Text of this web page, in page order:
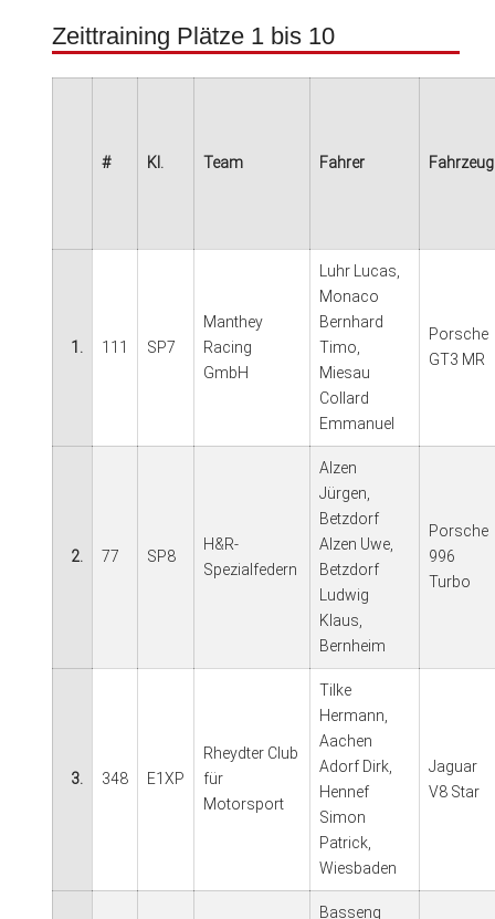
Zeittraining Plätze 1 bis 10
# Kl. Team Fahrer Fahrzeug
1. 111 SP7
Manthey
Racing
GmbH
Luhr Lucas,
Monaco
Bernhard
Timo,
Miesau
Collard
Emmanuel
Porsche
GT3 MR
2. 77 SP8
H&R-
Spezialfedern
Alzen
Jürgen,
Betzdorf
Alzen Uwe,
Betzdorf
Ludwig
Klaus,
Bernheim
Porsche
996
Turbo
3. 348 E1XP
Rheydter Club
für
Motorsport
Tilke
Hermann,
Aachen
Adorf Dirk,
Hennef
Simon
Patrick,
Wiesbaden
Jaguar
V8 Star
Basseng